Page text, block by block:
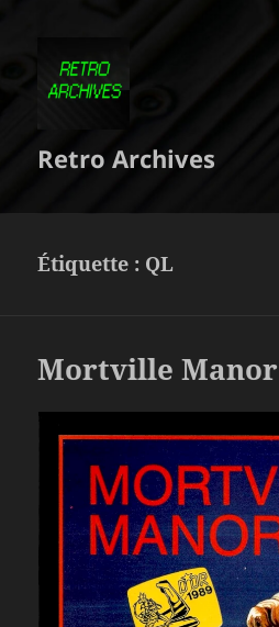
Retro Archives
Étiquette : QL
Mortville Manor